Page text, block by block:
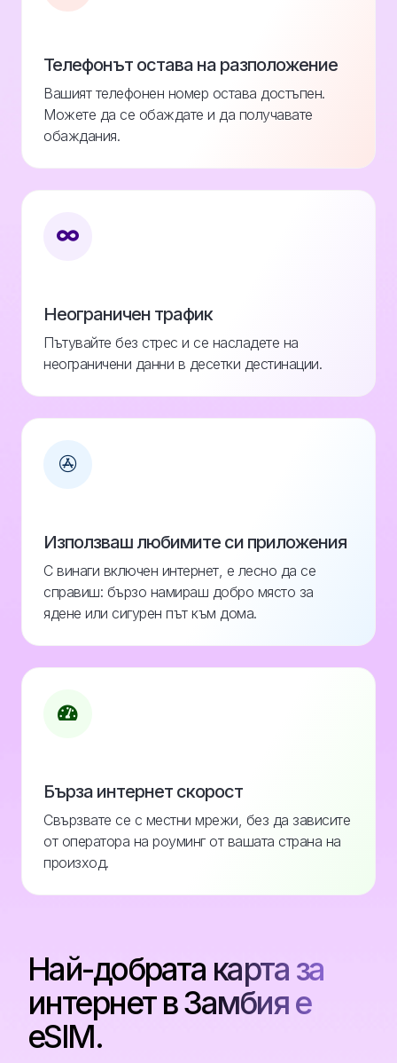
Телефонът остава на разположение
Вашият телефонен номер остава достъпен.
Можете да се обаждате и да получавате
обаждания.
Неограничен трафик
Пътувайте без стрес и се насладете на
неограничени данни в десетки дестинации.
Използваш любимите си приложения
С винаги включен интернет, е лесно да се
справиш: бързо намираш добро място за
ядене или сигурен път към дома.
Бърза интернет скорост
Свързвате се с местни мрежи, без да зависите
от оператора на роуминг от вашата страна на
произход.
Най-добрата карта за
интернет в Замбия е
eSIM.